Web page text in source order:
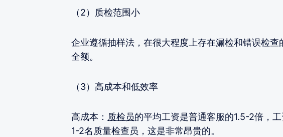
（2）质检范围小
企业遵循抽样法，在很大程度上存在漏检和错误检
全额。
（3）高成本和低效率
高成本： 质检员的平均工资是普通客服的1.5-2倍，
1-2名质量检查员，这是非常昂贵的。